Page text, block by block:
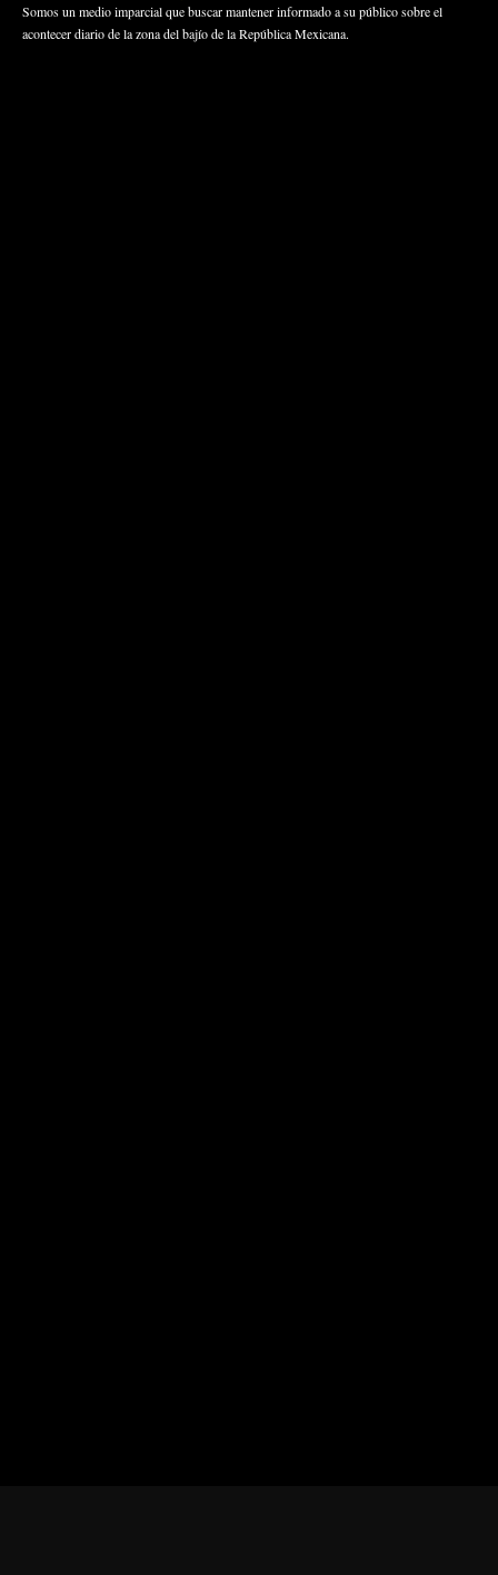
Somos un medio imparcial que buscar mantener informado a su público sobre el
acontecer diario de la zona del bajío de la República Mexicana.